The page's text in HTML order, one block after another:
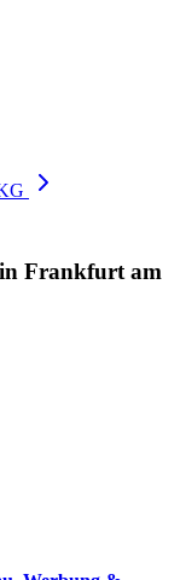
in Frankfurt am